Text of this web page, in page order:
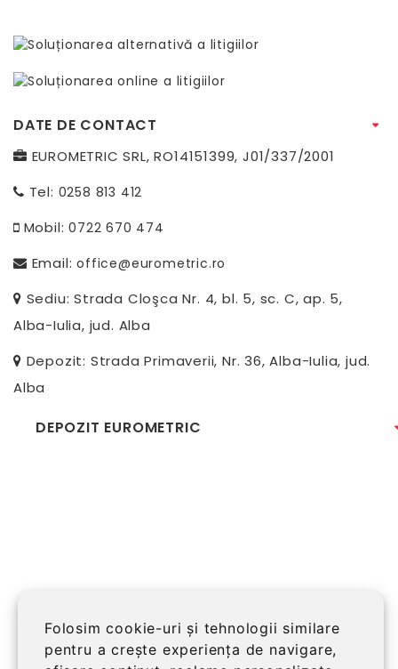
Folosim cookie-uri și tehnologii similare
pentru a crește experiența de navigare,
DATE DE CONTACT
EUROMETRIC SRL, RO14151399, J01/337/2001
Tel: 0258 813 412
Mobil:0722 670 474
Email:office@eurometric.ro
Sediu: Strada Cloşca Nr. 4, bl. 5, sc. C, ap. 5,
Alba-Iulia, jud. Alba
Depozit: Strada Primaverii, Nr. 36, Alba-Iulia, jud.
Alba
DEPOZIT EUROMETRIC